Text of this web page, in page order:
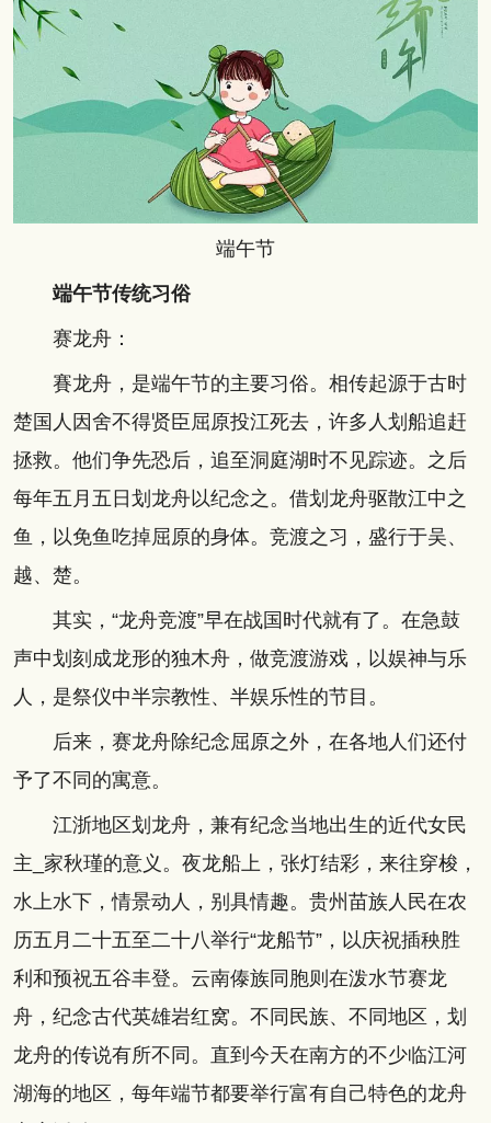
端午节
端午节传统习俗
赛龙舟：
賽龙舟，是端午节的主要习俗。相传起源于古时
楚国人因舍不得贤臣屈原投江死去，许多人划船追赶
拯救。他们争先恐后，追至洞庭湖时不见踪迹。之后
每年五月五日划龙舟以纪念之。借划龙舟驱散江中之
鱼，以免鱼吃掉屈原的身体。竞渡之习，盛行于吴、
越、楚。
其实，“龙舟竞渡”早在战国时代就有了。在急鼓
声中划刻成龙形的独木舟，做竞渡游戏，以娱神与乐
人，是祭仪中半宗教性、半娱乐性的节目。
后来，赛龙舟除纪念屈原之外，在各地人们还付
予了不同的寓意。
江浙地区划龙舟，兼有纪念当地出生的近代女民
主_家秋瑾的意义。夜龙船上，张灯结彩，来往穿梭，
水上水下，情景动人，别具情趣。贵州苗族人民在农
历五月二十五至二十八举行“龙船节”，以庆祝插秧胜
利和预祝五谷丰登。云南傣族同胞则在泼水节赛龙
舟，纪念古代英雄岩红窝。不同民族、不同地区，划
龙舟的传说有所不同。直到今天在南方的不少临江河
湖海的地区，每年端节都要举行富有自己特色的龙舟